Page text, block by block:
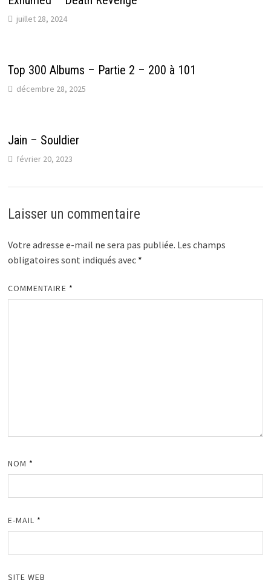
juillet 28, 2024
Top 300 Albums – Partie 2 – 200 à 101
décembre 28, 2025
Jain – Souldier
février 20, 2023
Laisser un commentaire
Votre adresse e-mail ne sera pas publiée. Les champs
obligatoires sont indiqués avec *
COMMENTAIRE *
NOM *
E-MAIL *
SITE WEB